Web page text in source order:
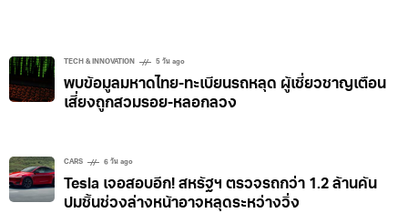
TECH & INNOVATION 5 วัน ago
พบข้อมูลมหาดไทย-ทะเบียนรถหลุด ผู้เชี่ยวชาญเตือน
เสี่ยงถูกสวมรอย-หลอกลวง
CARS 6 วัน ago
Tesla เจอสอบอีก! สหรัฐฯ ตรวจรถกว่า 1.2 ล้านคัน
ปมชิ้นช่วงล่างหน้าอาจหลุดระหว่างวิ่ง